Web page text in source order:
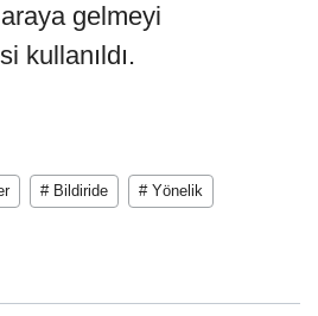
gelmeyi
kullanıldı.
# Bildiride # Yönelik